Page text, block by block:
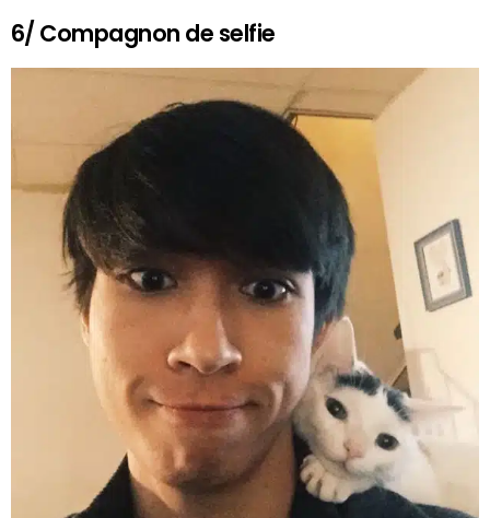
6/ Compagnon de selfie